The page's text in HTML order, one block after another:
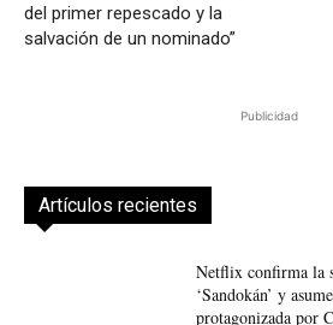
del primer repescado y la
salvación de un nominado”
Publicidad
Artículos recientes
Netflix confirma la
‘Sandokán’ y
protagonizada por